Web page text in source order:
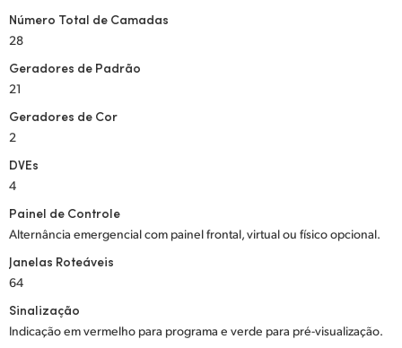
Número Total de Camadas
28
Geradores de Padrão
21
Geradores de Cor
2
DVEs
4
Painel de Controle
Alternância emergencial com painel frontal, virtual ou físico opcional.
Janelas Roteáveis
64
Sinalização
Indicação em vermelho para programa e verde para pré-visualização.